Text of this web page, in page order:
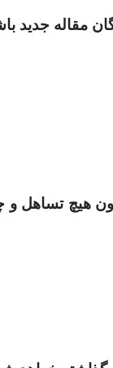
مقاله جدید